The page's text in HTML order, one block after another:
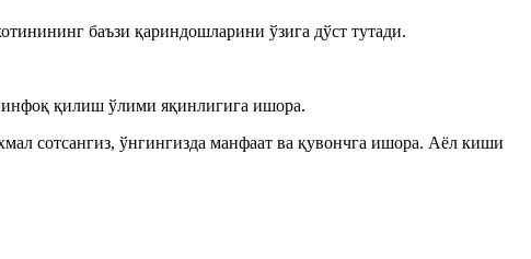
баъзи қариндошларини ўзига дўст тутади.
инфоқ қилиш ўлими яқинлигига ишора.
сотсангиз, ўнгингизда манфаат ва қувончга ишора. Аёл киши